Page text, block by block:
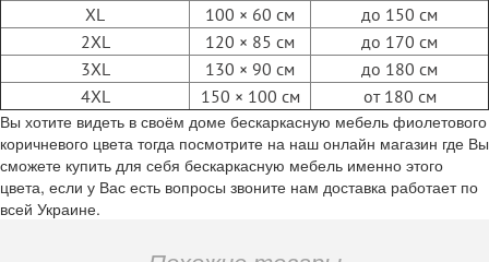
XL
100 × 60 см
до 150 см
2XL
120 × 85 см
до 170 см
3XL
130 × 90 см
до 180 см
4XL
150 × 100 см
от 180 см
Вы хотите видеть в своём доме бескаркасную мебель фиолетового
коричневого цвета тогда посмотрите на наш онлайн магазин где Вы
сможете купить для себя бескаркасную мебель именно этого
цвета, если у Вас есть вопросы звоните нам доставка работает по
всей Украине.